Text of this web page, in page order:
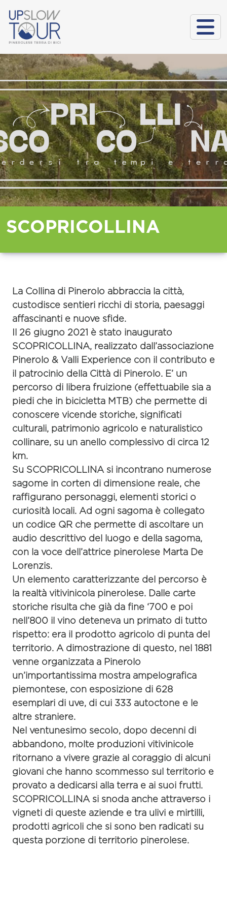
SCOPRICOLLINA
La Collina di Pinerolo abbraccia la città,
custodisce sentieri ricchi di storia, paesaggi
affascinanti e nuove sfide.
Il 26 giugno 2021 è stato inaugurato
SCOPRICOLLINA, realizzato dall’associazione
Pinerolo & Valli Experience con il contributo e
il patrocinio della Città di Pinerolo. E’ un
percorso di libera fruizione (effettuabile sia a
piedi che in bicicletta MTB) che permette di
conoscere vicende storiche, significati
culturali, patrimonio agricolo e naturalistico
collinare, su un anello complessivo di circa 12
km.
Su SCOPRICOLLINA si incontrano numerose
sagome in corten di dimensione reale, che
raffigurano personaggi, elementi storici o
curiosità locali. Ad ogni sagoma è collegato
un codice QR che permette di ascoltare un
audio descrittivo del luogo e della sagoma,
con la voce dell’attrice pinerolese Marta De
Lorenzis.
Un elemento caratterizzante del percorso è
la realtà vitivinicola pinerolese. Dalle carte
storiche risulta che già da fine ‘700 e poi
nell’800 il vino deteneva un primato di tutto
rispetto: era il prodotto agricolo di punta del
territorio. A dimostrazione di questo, nel 1881
venne organizzata a Pinerolo
un’importantissima mostra ampelografica
piemontese, con esposizione di 628
esemplari di uve, di cui 333 autoctone e le
altre straniere.
Nel ventunesimo secolo, dopo decenni di
abbandono, molte produzioni vitivinicole
ritornano a vivere grazie al coraggio di alcuni
giovani che hanno scommesso sul territorio e
provato a dedicarsi alla terra e ai suoi frutti.
SCOPRICOLLINA si snoda anche attraverso i
vigneti di queste aziende e tra ulivi e mirtilli,
prodotti agricoli che si sono ben radicati su
questa porzione di territorio pinerolese.